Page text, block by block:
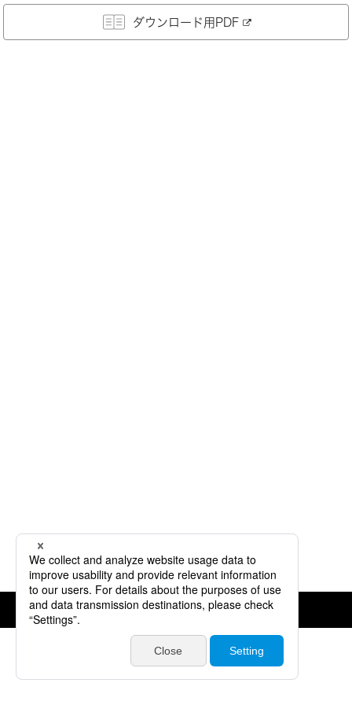
ダウンロード用PDF
©JVCKENWOOD Corporation